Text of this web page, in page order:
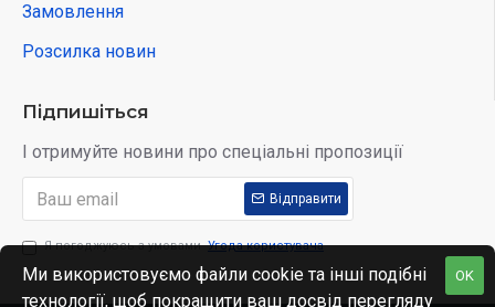
Замовлення
Розсилка новин
Підпишіться
І отримуйте новини про спеціальні пропозиції
Відправити
Я погоджуюсь з умовами Угода користувача
OK
Ми використовуємо файли cookie та інші подібні
технології, щоб покращити ваш досвід перегляду